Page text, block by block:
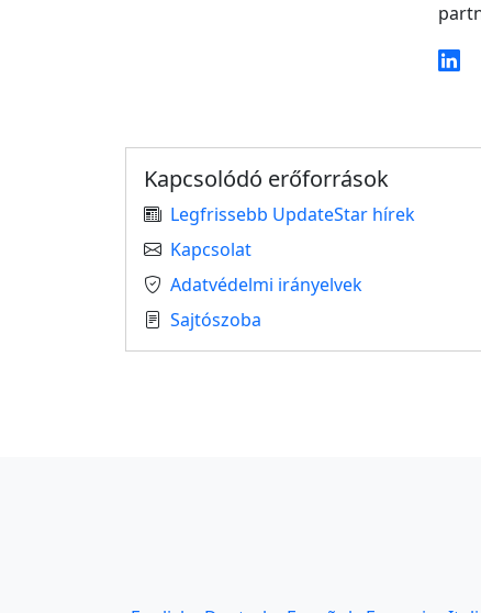
Kapcsolódó erőforrások
Legfrissebb UpdateStar hírek
Kapcsolat
Adatvédelmi irányelvek
Sajtószoba